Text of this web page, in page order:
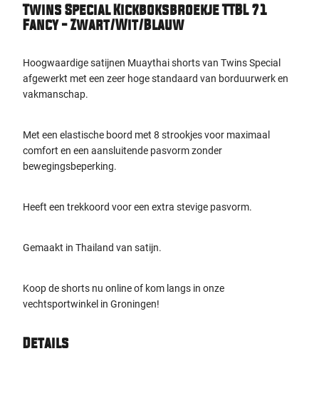
Twins Special Kickboksbroekje TTBL 71
Fancy - Zwart/Wit/Blauw
Hoogwaardige satijnen Muaythai shorts van Twins Special
afgewerkt met een zeer hoge standaard van borduurwerk en
vakmanschap.
Met een elastische boord met 8 strookjes voor maximaal
comfort en een aansluitende pasvorm zonder
bewegingsbeperking.
Heeft een trekkoord voor een extra stevige pasvorm.
Gemaakt in Thailand van satijn.
Koop de shorts nu online of kom langs in onze
vechtsportwinkel in Groningen!
Details